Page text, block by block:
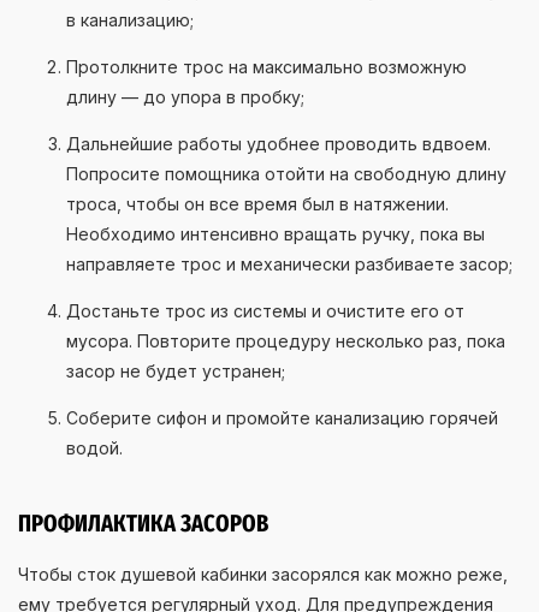
в канализацию;
Протолкните трос на максимально возможную
длину — до упора в пробку;
Дальнейшие работы удобнее проводить вдвоем.
Попросите помощника отойти на свободную длину
троса, чтобы он все время был в натяжении.
Необходимо интенсивно вращать ручку, пока вы
направляете трос и механически разбиваете засор;
Достаньте трос из системы и очистите его от
мусора. Повторите процедуру несколько раз, пока
засор не будет устранен;
Соберите сифон и промойте канализацию горячей
водой.
ПРОФИЛАКТИКА ЗАСОРОВ
Чтобы сток душевой кабинки засорялся как можно реже,
ему требуется регулярный уход. Для предупреждения